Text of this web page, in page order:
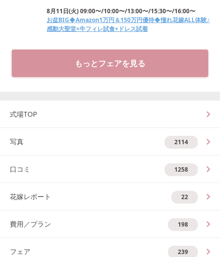
8月11日(火)09:00〜/10:00〜/13:00〜/15:30〜/16:00〜
お盆BIG◆Amazon1万円＆150万円優待◆憧れ花嫁ALL体験♪
感動大聖堂×牛フィレ試食×ドレス試着
もっとフェアを見る
式場TOP
写真 2114
口コミ 1258
花嫁レポート 22
費用／プラン 198
フェア 239